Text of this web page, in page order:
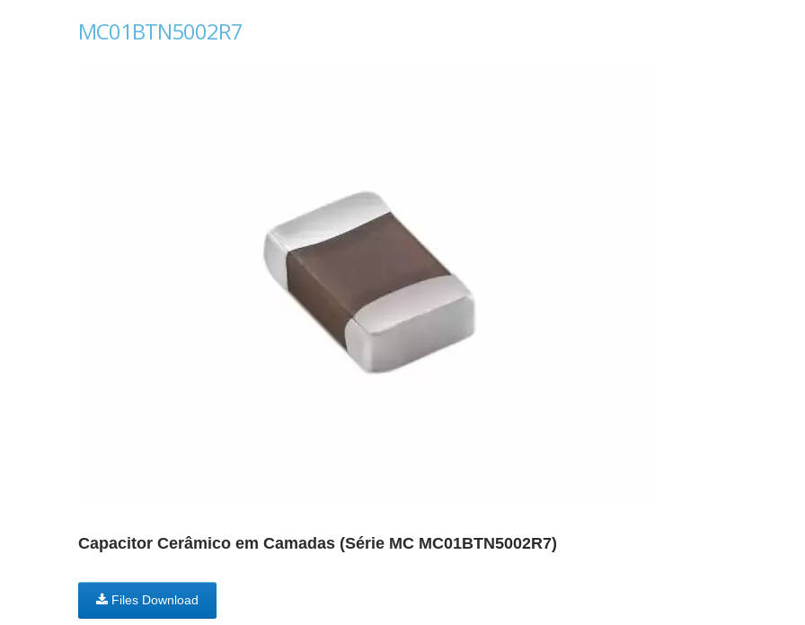
MC01BTN5002R7
Capacitor Cerâmico em Camadas (Série MC MC01BTN5002R7)
Files Download